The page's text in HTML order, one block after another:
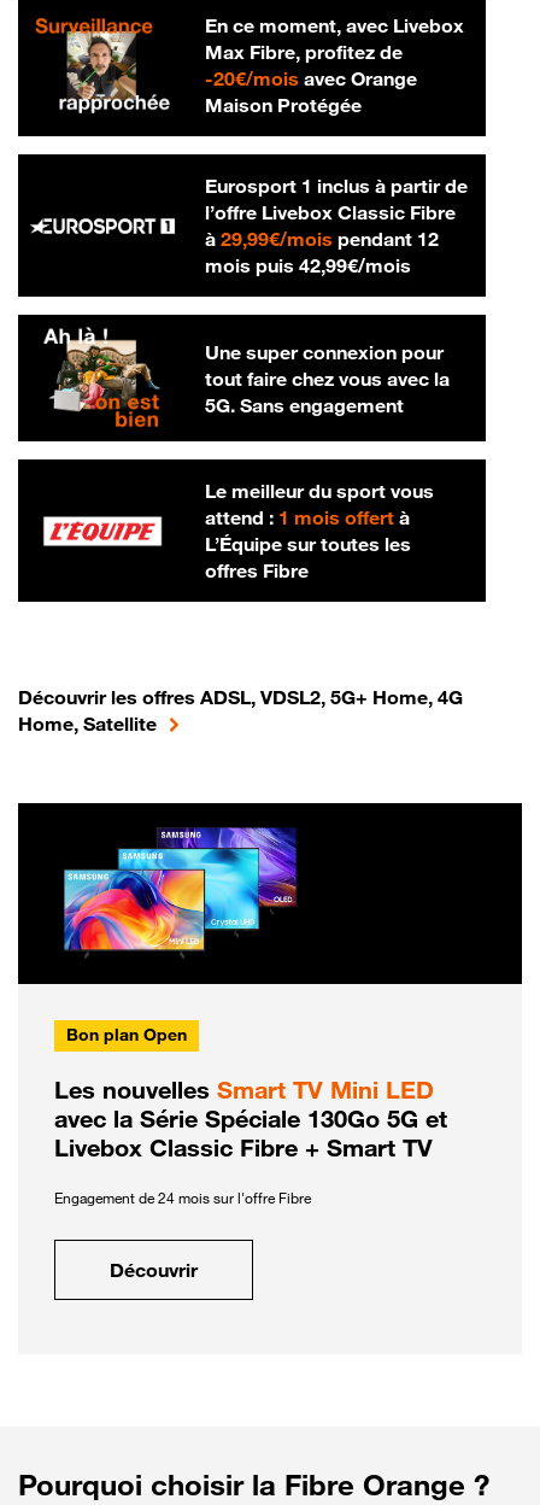
En ce moment, avec Livebox
Max Fibre, profitez de
-20€/mois20 € par mois
avec Orange
Maison Protégée
Eurosport 1 inclus à partir de
l’offre Livebox Classic Fibre
à 29,99€/mois29,99 € par mois
pendant 12
mois puis 42,99€/mois42,99 € par
Une super connexion pour
tout faire chez vous avec la
5G. Sans engagement
Le meilleur du sport vous
attend : 1 mois offertà
L’Équipe sur toutes les
offres Fibre
Découvrir les offres ADSL, VDSL2, 5G+ Home, 4G
Home, Satellite
Bon plan Open
Les nouvelles Smart TV Mini LED
avec la Série Spéciale 130Go 5G et
Livebox Classic Fibre + Smart TV
Engagement de 24 mois sur l'offre Fibre
Découvrir
Pourquoi choisir la Fibre Orange ?